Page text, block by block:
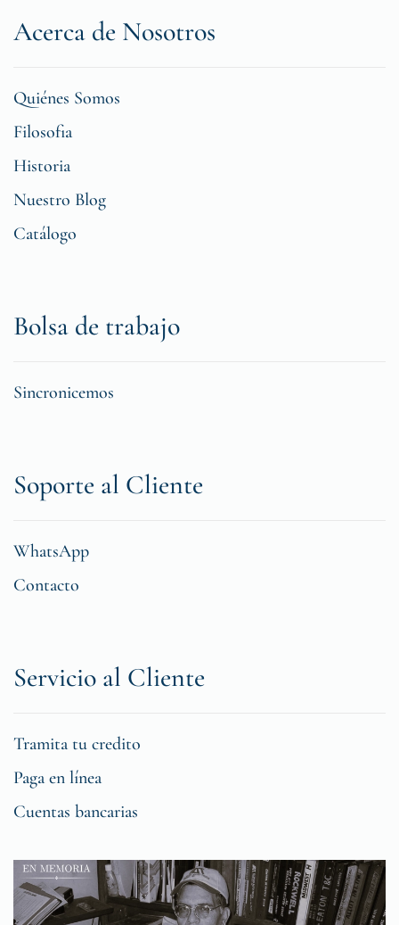
Acerca de Nosotros
Quiénes Somos
Filosofia
Historia
Nuestro Blog
Catálogo
Bolsa de trabajo
Sincronicemos
Soporte al Cliente
WhatsApp
Contacto
Servicio al Cliente
Tramita tu credito
Paga en línea
Cuentas bancarias